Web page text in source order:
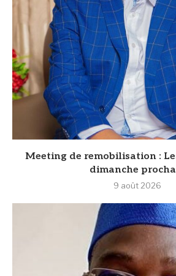
Meeting de remobilisation :
dimanche
9 août 2026